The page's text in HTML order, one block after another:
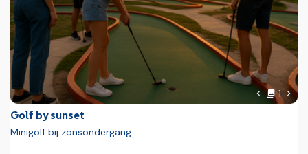
Golf by sunset
Minigolf bij zonsondergang
Vorige foto
1 Foto